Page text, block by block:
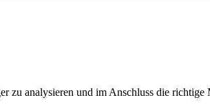
zu analysieren und im Anschluss die